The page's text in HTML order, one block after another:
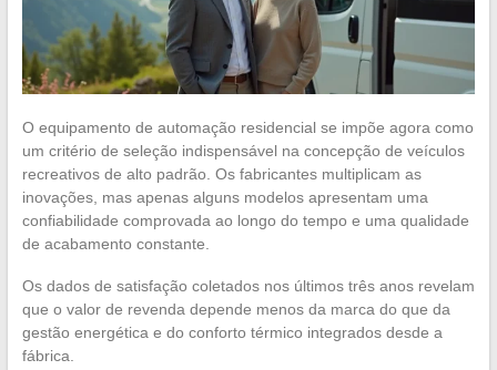
O equipamento de automação residencial se impõe agora como
um critério de seleção indispensável na concepção de veículos
recreativos de alto padrão. Os fabricantes multiplicam as
inovações, mas apenas alguns modelos apresentam uma
confiabilidade comprovada ao longo do tempo e uma qualidade
de acabamento constante.
Os dados de satisfação coletados nos últimos três anos revelam
que o valor de revenda depende menos da marca do que da
gestão energética e do conforto térmico integrados desde a
fábrica.